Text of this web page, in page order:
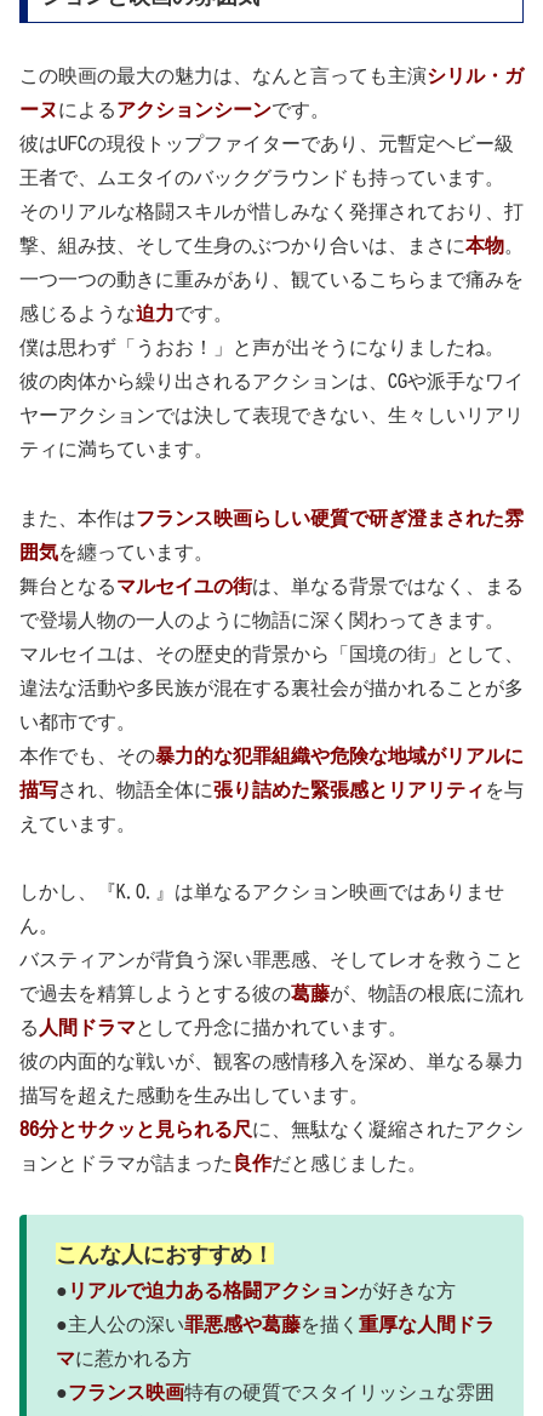
この映画の最大の魅力は、なんと言っても主演シリル・ガ
ーヌによるアクションシーンです。
彼はUFCの現役トップファイターであり、元暫定ヘビー級
王者で、ムエタイのバックグラウンドも持っています。
そのリアルな格闘スキルが惜しみなく発揮されており、打
撃、組み技、そして生身のぶつかり合いは、まさに本物
一つ一つの動きに重みがあり、観ているこちらまで痛みを
感じるような迫力です。
僕は思わず「うおお！」と声が出そうになりましたね。
彼の肉体から繰り出されるアクションは、CGや派手なワイ
ヤーアクションでは決して表現できない、生々しいリアリ
ティに満ちています。
また、本作はフランス映画らしい硬質で研ぎ澄まされた雰
囲気を纏っています。
舞台となるマルセイユの街は、単なる背景ではなく、まる
で登場人物の一人のように物語に深く関わってきます。
マルセイユは、その歴史的背景から「国境の街」として、
違法な活動や多民族が混在する裏社会が描かれることが多
い都市です。
本作でも、その暴力的な犯罪組織や危険な地域がリアルに
描写され、物語全体に張り詰めた緊張感とリアリティ を与
えています。
しかし、『K.O.』は単なるアクション映画ではありませ
ん。
バスティアンが背負う深い罪悪感、そしてレオを救うこと
で過去を精算しようとする彼の葛藤が、物語の根底に流れ
る 人間ドラマとして丹念に描かれています。
彼の内面的な戦いが、観客の感情移入を深め、単なる暴力
描写を超えた感動を生み出しています。
86分とサクッと見られる尺に、無駄なく凝縮されたアクシ
ョンとドラマが詰まった 良作だと感じました。
こんな人におすすめ！
● リアルで迫力ある格闘アクションが好きな方
●主人公の深い罪悪感や葛藤を描く 重厚な人間ドラ
マに惹かれる方
●フランス映画特有の硬質でスタイリッシュな雰囲